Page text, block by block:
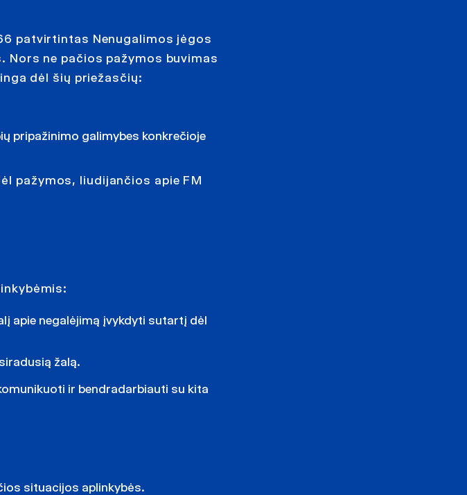
patvirtintas Nenugalimos jėgos
Nors ne pačios pažymos buvimas
dėl šių priežasčių:
pripažinimo galimybes konkrečioje
pažymos, liudijančios apie FM
apie negalėjimą įvykdyti sutartį dėl
žalą.
ir bendradarbiauti su kita
situacijos aplinkybės.